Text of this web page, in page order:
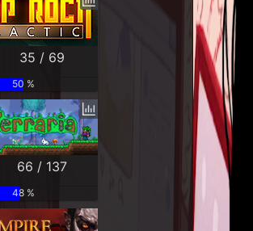
35 / 69
50 %
66 / 137
48 %